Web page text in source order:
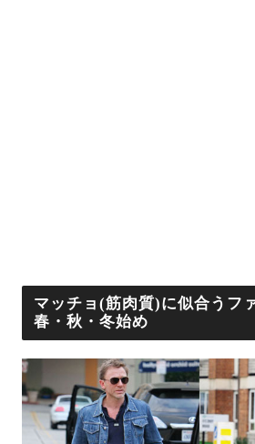
マッチョ(筋肉質)に似合うフ
春・秋・冬始め